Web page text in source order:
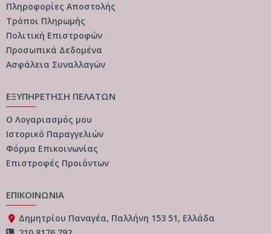
Πληροφορίες Αποστολής
Τρόποι Πληρωμής
Πολιτική Επιστροφών
Προσωπικά Δεδομένα
Ασφάλεια Συναλλαγών
ΕΞΥΠΗΡΕΤΗΣΗ ΠΕΛΑΤΩΝ
Ο Λογαριασμός μου
Ιστορικό Παραγγελιών
Φόρμα Επικοινωνίας
Επιστροφές Προιόντων
ΕΠΙΚΟΙΝΩΝΙΑ
Δημητρίου Παναγέα, Παλλήνη 153 51, Ελλάδα